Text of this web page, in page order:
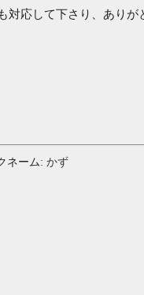
対応して下さり、ありが
ネーム: かず